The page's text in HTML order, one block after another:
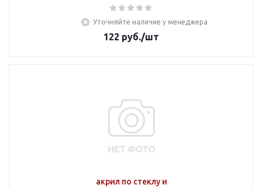
Уточняйте наличие у менеджера
122 руб./шт
акрил по стеклу и